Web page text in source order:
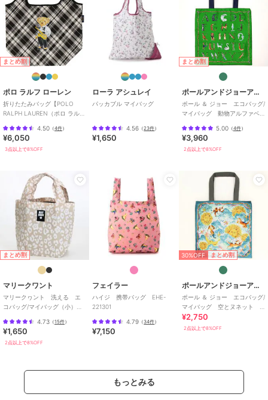
まとめ割
ポロ ラルフ ローレン
折りたたみバッグ【POLO
RALPH LAUREN（ポロ ラルフ
4.50 （4件）
¥6,050
3点以上で8%OFF
ローラ アシュレイ
パッカブル マイバッグ
4.56 （23件）
¥1,650
まとめ割
ポールアンドジョーアクセソワ
ポール ＆ ジョー エコバッグ/
マイバッグ 動物アルファベ
5.00（4件）
¥3,960
2点以上で8%OFF
まとめ割
マリークワント
マリークヮント 洗える エ
コバッグ/マイバッグ（小）レ
4.73 （15件）
¥1,650
2点以上で8%OFF
フェイラー
ハイジ 携帯バッグ EHE-
221301
4.79 （34件）
¥7,150
30%OFF まとめ割
ポールアンドジョーアクセソワ
ポール ＆ ジョー エコバッグ/
マイバッグ 空とヌネット
【PAUL&JOE】
¥2,750
2点以上で8%OFF
もっとみる